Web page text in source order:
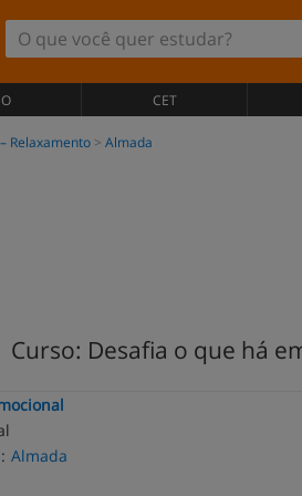
CET
Relaxamento Almada
Curso: Desafia o que há
Almada